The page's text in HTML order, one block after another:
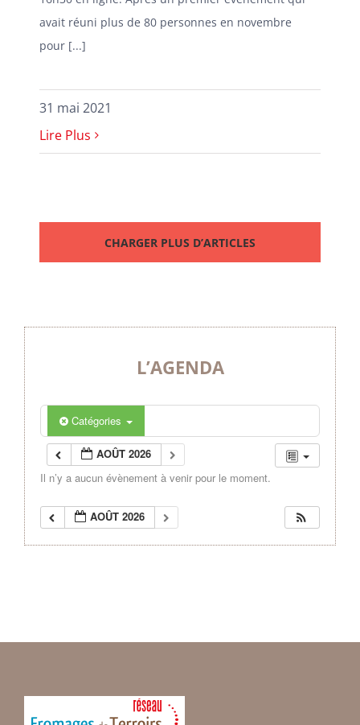
avait réuni plus de 80 personnes en novembre
pour [...]
31 mai 2021
Lire Plus
CHARGER PLUS D’ARTICLES
L’AGENDA
Catégories
AOÛT 2026
Il n’y a aucun évènement à venir pour le moment.
AOÛT 2026